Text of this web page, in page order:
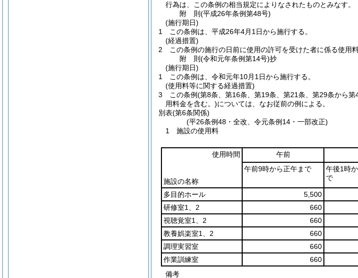
行為は、この条例の相当規定によりなされたものとみなす。
附 則(平成26年条例第48号)
(施行期日)
1
この条例は、平成26年4月1日から施行する。
(経過措置)
2
この条例の施行の日前に使用の許可を受けた者に係る使用
附 則(令和元年条例第14号)抄
(施行期日)
1
この条例は、令和元年10月1日から施行する。
(使用料等に関する経過措置)
3
この条例(第8条、第16条、第19条、第21条、第29条から
用料金を含む。)については、なお従前の例による。
別表(第6条関係)
(平26条例48・全改、令元条例14・一部改正)
1 施設の使用料
使用時間
施設の名称
午前
午前9時から正午まで
午後1時
で
多目的ホール 5,500
研修室1、2
660
視聴覚室1、2
660
教養娯楽室1、2
660
調理実習室
660
作業訓練室
660
備考